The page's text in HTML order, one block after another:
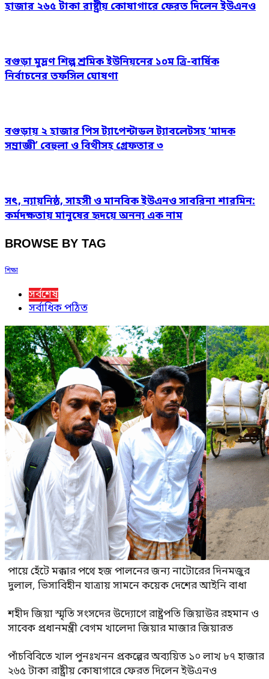
হাজার ২৬৫ টাকা রাষ্ট্রীয় কোষাগারে ফেরত দিলেন ইউএনও
বগুড়া মুদ্রণ শিল্প শ্রমিক ইউনিয়নের ১০ম ত্রি-বার্ষিক
নির্বাচনের তফসিল ঘোষণা
বগুড়ায় ২ হাজার পিস ট্যাপেন্টাডল ট্যাবলেটসহ ‘মাদক
সম্রাজ্ঞী’ বেহুলা ও বিথীসহ গ্রেফতার ৩
সৎ, ন্যায়নিষ্ঠ, সাহসী ও মানবিক ইউএনও সাবরিনা শারমিন:
কর্মদক্ষতায় মানুষের হৃদয়ে অনন্য এক নাম
BROWSE BY TAG
শিক্ষা
সর্বশেষ
সর্বাধিক পঠিত
পায়ে হেঁটে মক্কার পথে হজ পালনের জন্য নাটোরের দিনমজুর
দুলাল, ভিসাবিহীন যাত্রায় সামনে কয়েক দেশের আইনি বাধা
শহীদ জিয়া স্মৃতি সংসদের উদ্যোগে রাষ্ট্রপতি জিয়াউর রহমান ও
সাবেক প্রধানমন্ত্রী বেগম খালেদা জিয়ার মাজার জিয়ারত
পাঁচবিবিতে খাল পুনঃখনন প্রকল্পের অব্যয়িত ১০ লাখ ৮৭ হাজার
২৬৫ টাকা রাষ্ট্রীয় কোষাগারে ফেরত দিলেন ইউএনও